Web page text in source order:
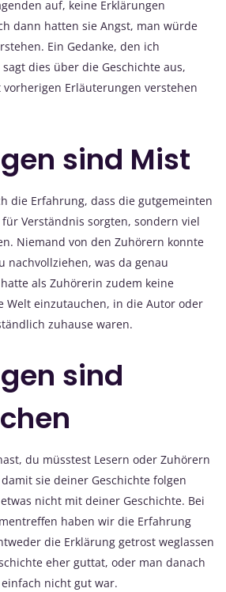
auf, keine Erklärungen
dann hatten sie Angst, man würde
Ein Gedanke, den ich
dies über die Geschichte aus,
Erläuterungen verstehen
sind Mist
die Erfahrung, dass die gutgemeinten
Verständnis sorgten, sondern viel
Niemand von den Zuhörern konnte
nachvollziehen, was da genau
als Zuhörerin zudem keine
Welt einzutauchen, in die Autor oder
zuhause waren.
sind
du müsstest Lesern oder Zuhörern
sie deiner Geschichte folgen
nicht mit deiner Geschichte. Bei
haben wir die Erfahrung
die Erklärung getrost weglassen
eher guttat, oder man danach
nicht gut war.